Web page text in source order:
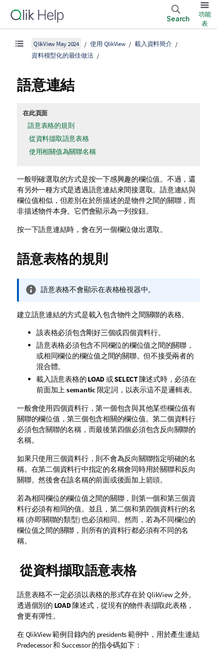
Search
功能
表
QlikView May 2024 使用 QlikView
載入資料簡介
資料模型化的最佳做法
語意連結
在此頁面
語意表格的規則
從資料擷取語意表格
使用相關值為關聯名稱
一般明確選取的方式是按一下感興趣的欄位值。不過，還
有另外一種方式是透過語意連結來間接選取。語意連結與
欄位值相似，但差別在於所描述的是物件之間的關聯，而
非描述物件本身。它們會顯示為一列按鈕。
按一下語意連結時，會在另一個欄位做出選取。
語意表格的規則
資
備
註
語意表格不會顯示在表格檢視器中。
建立語意連結的方式是載入包含物件之間關聯的表格。
該表格必須包含剛好三個或四個資料行。
語意表格必須包含不同欄位的欄位值之間的關聯，
或相同欄位的欄位值之間的關聯。但不接受兩者的
混合體。
載入語意表格的 LOAD 或SELECT陳述式時，必須在
前面加上 semantic限定詞，以表示這不是邏輯表。
一般會使用四個資料行，第一個包含與其他某些欄位值有
關聯的欄位值，第三個包含相關的欄位值。第二個資料行
必須包含關聯的名稱，而最後第四個必須包含反向關聯的
名稱。
如果只使用三個資料行，則不會為反向關聯指定明確的名
稱。在第二個資料行中指定的名稱會同時用於關聯和反向
關聯。然後會在該名稱的前面或後面加上箭頭。
若為相同欄位的欄位值之間的關聯，則第一個和第三個資
料行必須有相同的值。並且，第二個和第四個資料行的名
稱 (亦即關聯的類型) 也必須相同。然而，若為不同欄位的
欄位值之間的關聯，則所有的資料行都必須有不同的名
稱。
從資料擷取語意表格
語意表格不一定必須以表格的形式存在於QlikView之外。
透過個別的 LOAD陳述式，從現有的物件表擷取此表格，
會更有彈性。
在 QlikView範例目錄內的 presidents範例中，用於產生連結
Predecessor和 Successor的指令碼如下：